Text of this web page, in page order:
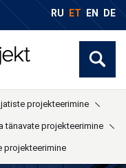
RU ET EN DE
projekteerimine
tänavate projekteerimine
projekteerimine